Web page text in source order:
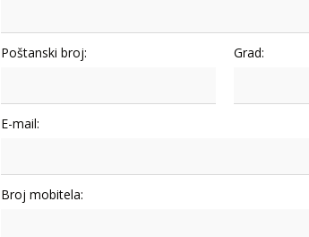
Poštanski broj: Grad:
E-mail:
Broj mobitela: